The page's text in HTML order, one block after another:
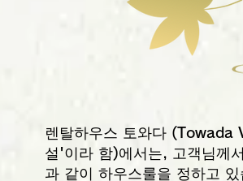
렌탈하우스 토와다
설'이라 함)에서는, 고객님께
과 같이 하우스룰을 정하고 있